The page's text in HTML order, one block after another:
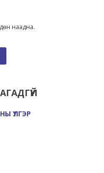
наадна.
ҮЛГЭР